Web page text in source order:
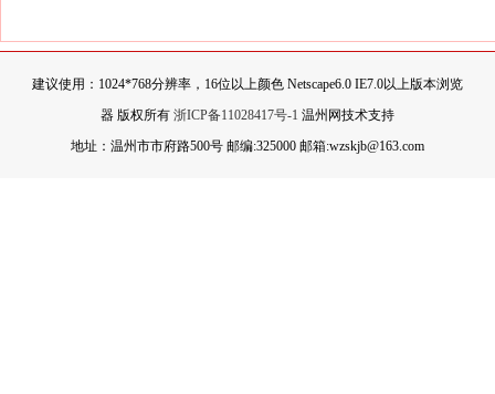
建议使用：1024*768分辨率，16位以上颜色 Netscape6.0 IE7.0以上版本浏览
器 版权所有 浙ICP备11028417号-1 温州网技术支持
地址：温州市市府路500号 邮编:325000 邮箱:wzskjb@163.com